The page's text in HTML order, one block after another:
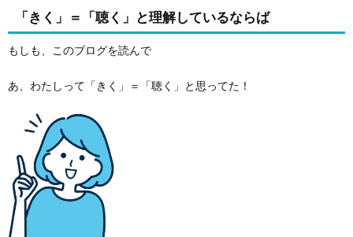
「きく」＝「聴く」と理解しているならば
もしも、このブログを読んで
あ、わたしって「きく」＝「聴く」と思ってた！